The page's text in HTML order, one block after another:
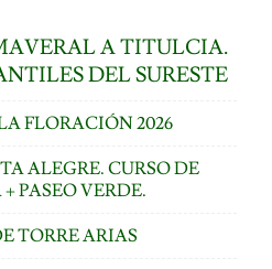
A TITULCIA.
DEL SURESTE
FLORACIÓN 2026
ALEGRE. CURSO DE
PASEO VERDE.
TORRE ARIAS